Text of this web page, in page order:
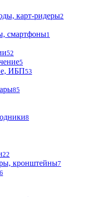
карт-ридеры2
смартфоны1
52
5
ИБП53
85
8
22
кронштейны7